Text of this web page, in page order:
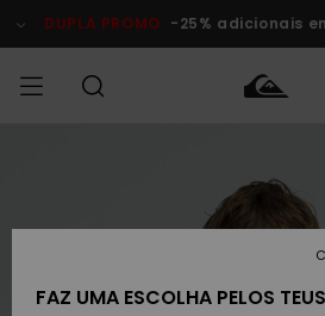
do
DUPLA PROMO -25% adicionais
MENINO
MULHER
chegados
Homem
Crianças
Neve
Homem
Artigos
Homem
Criança
encomenda
Devoluções
FAZ UMA ESCOLHA PELOS